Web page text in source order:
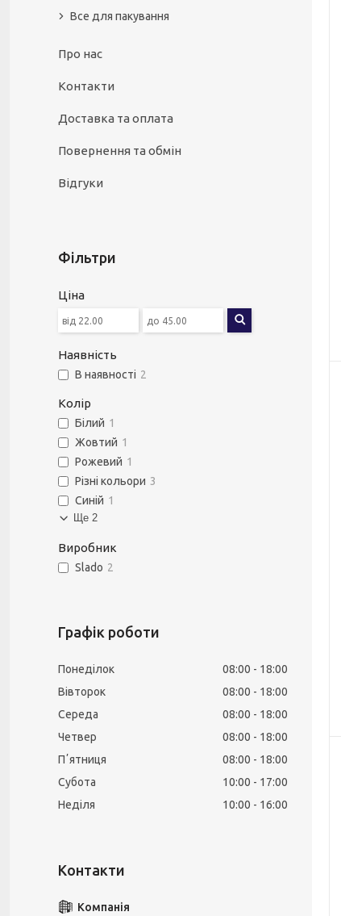
Все для пакування
Про нас
Контакти
Доставка та оплата
Повернення та обмін
Відгуки
Фільтри
Ціна
Наявність
В наявності 2
Колір
Білий 1
Жовтий 1
Рожевий 1
Різні кольори 3
Синій 1
Ще 2
Виробник
Slado 2
Графік роботи
Понеділок 08:00
18:00
Вівторок
08:00
18:00
Середа
08:00
18:00
Четвер
08:00
18:00
Пʼятниця
08:00
18:00
Субота
10:00
17:00
Неділя
10:00 16:00